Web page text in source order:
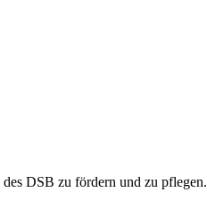
DSB zu fördern und zu pflegen.